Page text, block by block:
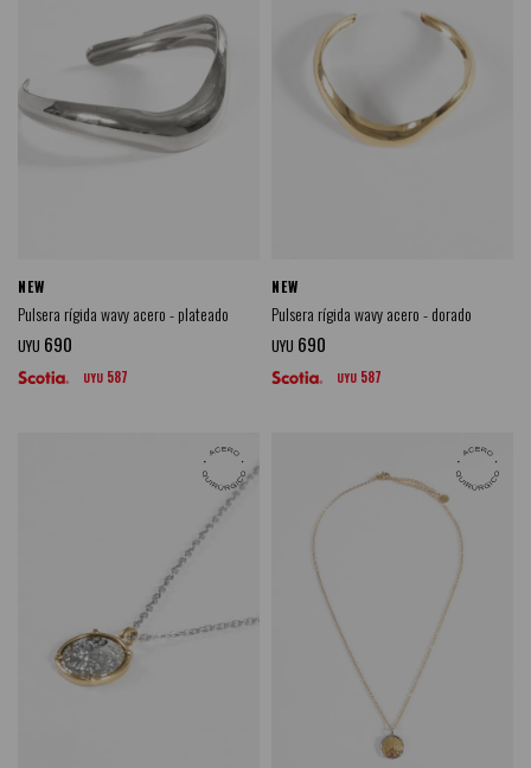
NEW
Pulsera rígida wavy acero - plateado
UYU 690
UYU 587
NEW
Pulsera rígida wavy acero - dorado
UYU 690
UYU 587